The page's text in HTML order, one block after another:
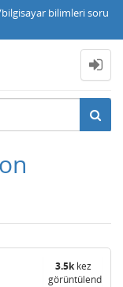
bilimleri soru
3.5kkez
görüntülendi